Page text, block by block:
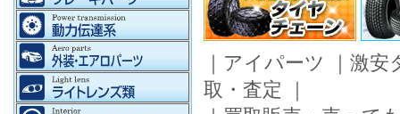
｜ アイパーツ ｜ 激安
取・査定 ｜